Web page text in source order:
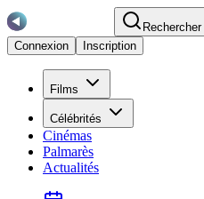
Connexion
Inscription
Films
Célébrités
Cinémas
Palmarès
Actualités